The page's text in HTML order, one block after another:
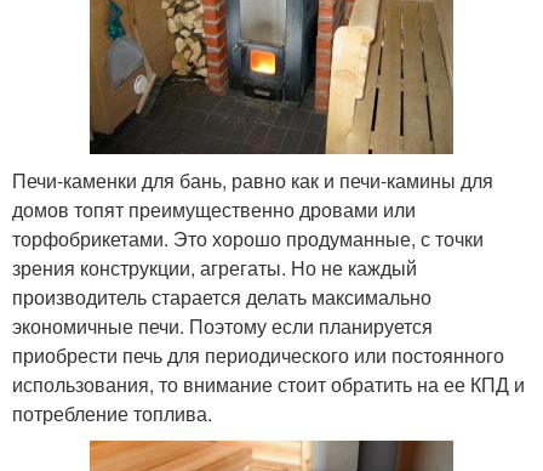
Печи-каменки для бань, равно как и печи-камины для
домов топят преимущественно дровами или
торфобрикетами. Это хорошо продуманные, с точки
зрения конструкции, агрегаты. Но не каждый
производитель старается делать максимально
экономичные печи. Поэтому если планируется
приобрести печь для периодического или постоянного
использования, то внимание стоит обратить на ее КПД и
потребление топлива.